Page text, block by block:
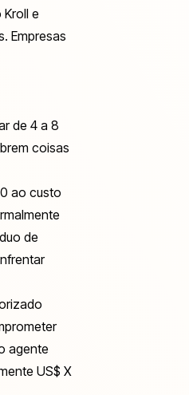
e
Empresas
de 4 a 8
coisas
ao custo
de
agente
US$ X